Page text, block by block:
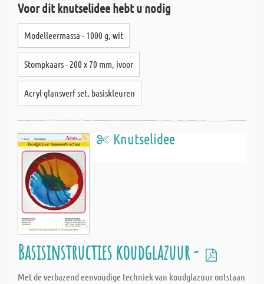
Voor dit knutselidee hebt u nodig
Modelleermassa - 1000 g, wit
Stompkaars - 200 x 70 mm, ivoor
Acryl glansverf set, basiskleuren
Knutselidee
Basisinstructies koudglazuur -
Met de verbazend eenvoudige techniek van koudglazuur ontstaan